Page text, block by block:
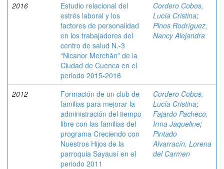
2016
Estudio relacional del
estrés laboral y los
factores de personalidad
en los trabajadores del
centro de salud N.-3
“Nicanor Merchán” de la
Ciudad de Cuenca en el
periodo 2015-2016
Cordero Cobos,
Lucía Cristina;
Pinos Rodríguez,
Nancy Alejandra
2012
Formación de un club de
familias para mejorar la
administración del tiempo
libre con las familias del
programa Creciendo con
Nuestros Hijos de la
parroquia Sayausí en el
periodo 2011
Cordero Cobos,
Lucía Cristina;
Fajardo Pacheco,
Irma Jaqueline;
Pintado
Alvarracín, Lorena
del Carmen